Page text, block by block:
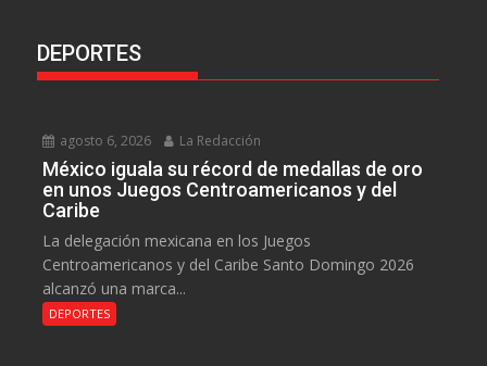
DEPORTES
agosto 6, 2026 La Redacción
México iguala su récord de medallas de oro
en unos Juegos Centroamericanos y del
Caribe
La delegación mexicana en los Juegos
Centroamericanos y del Caribe Santo Domingo 2026
alcanzó una marca...
DEPORTES